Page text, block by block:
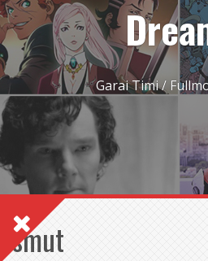
Garai Timi /
smut